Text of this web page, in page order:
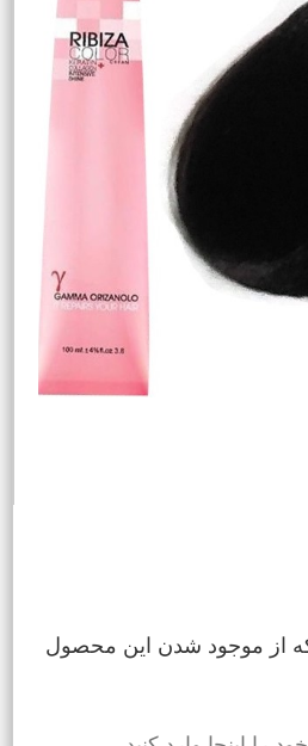
از موجود شدن این محصول